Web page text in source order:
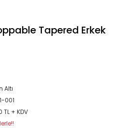
Tapered Erkek
Altı
001
+ KDV